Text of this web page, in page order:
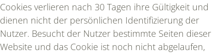
Cookies verlieren nach 30 Tagen ihre Gültigkeit und
dienen nicht der persönlichen Identifizierung der
Nutzer. Besucht der Nutzer bestimmte Seiten dieser
Website und das Cookie ist noch nicht abgelaufen,